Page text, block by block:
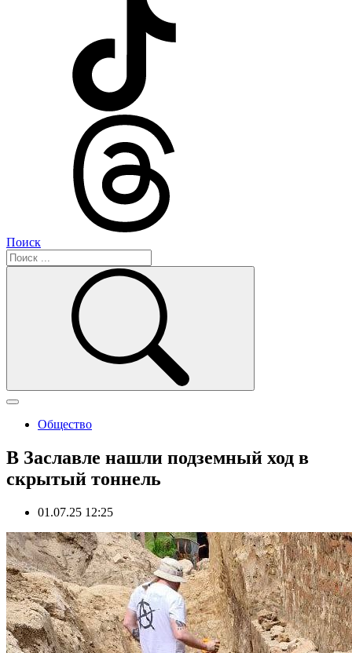
Поиск
Общество
В Заславле нашли подземный ход в
скрытый тоннель
01.07.25 12:25